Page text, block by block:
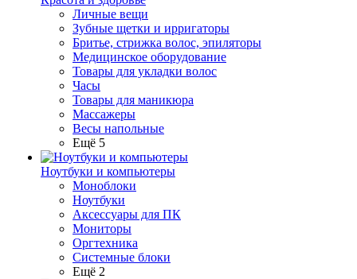
Личные вещи
Зубные щетки и ирригаторы
Бритье, стрижка волос, эпиляторы
Медицинское оборудование
Товары для укладки волос
Часы
Товары для маникюра
Массажеры
Весы напольные
Ещё 5
Ноутбуки и компьютеры
Моноблоки
Ноутбуки
Аксессуары для ПК
Мониторы
Оргтехника
Системные блоки
Ещё 2